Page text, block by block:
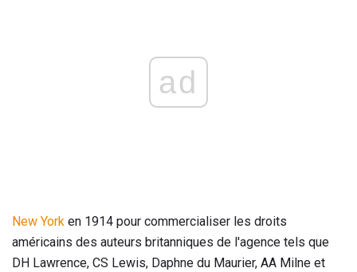
ad
New York en 1914 pour commercialiser les droits
américains des auteurs britanniques de l'agence tels que
DH Lawrence, CS Lewis, Daphne du Maurier, AA Milne et